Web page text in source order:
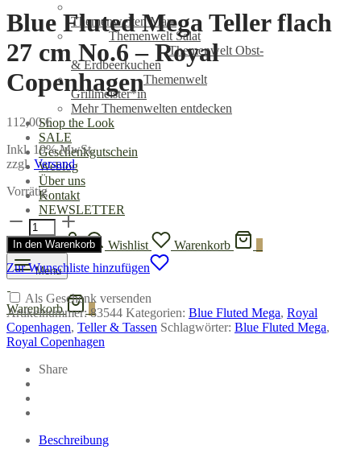
Themenwelten Mare
Themenwelt Salat
Themenwelt Obst-
& Erdbeerkuchen
Themenwelt
Grillmeister*in
Mehr Themenwelten entdecken
Shop the Look
SALE
Geschenkgutschein
Weblog
Über uns
Kontakt
NEWSLETTER
Anmelden Wishlist Warenkorb
Menu
Warenkorb 0
Blue Fluted Mega Teller flach
27 cm No.6 – Royal
Copenhagen
112,00€
Inkl. 19% MwSt.
zzgl. Versand
Vorrätig
Blue
Fluted
Mega
Teller
flach
cm
No.6
-
Royal
Copenhagen
Menge
In den Warenkorb
Zur Wunschliste hinzufügen
Als Geschenk versenden
Artikelnummer:83544 Kategorien: Blue Fluted Mega, Royal
Copenhagen, Teller & Tassen Schlagwörter: Blue Fluted Mega,
Royal Copenhagen
Share
Beschreibung